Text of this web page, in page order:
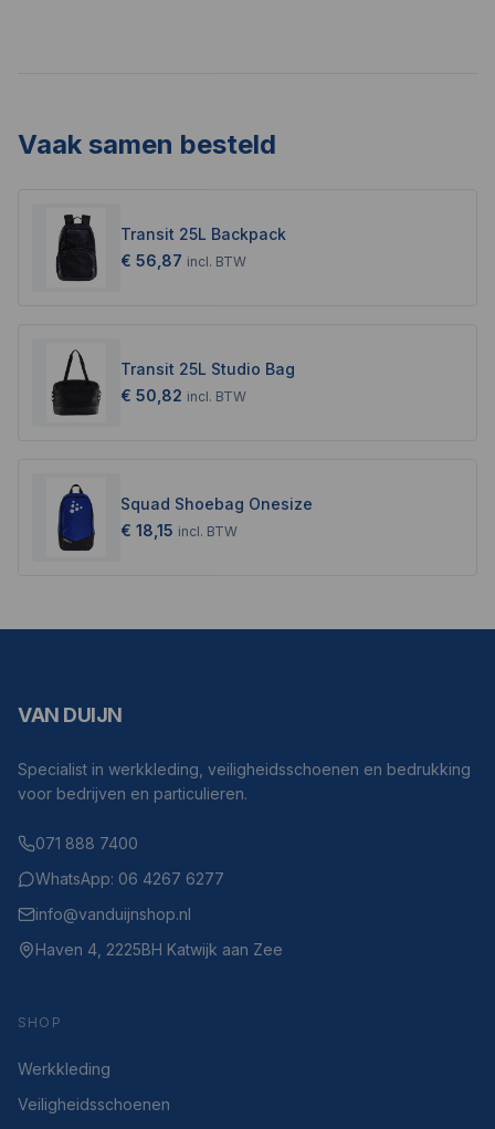
Vaak samen besteld
Transit 25L Backpack
€ 56,87 incl. BTW
Transit 25L Studio Bag
€ 50,82 incl. BTW
Squad Shoebag Onesize
€ 18,15 incl. BTW
VAN DUIJN
Specialist in werkkleding, veiligheidsschoenen en bedrukking
voor bedrijven en particulieren.
071 888 7400
WhatsApp: 06 4267 6277
info@vanduijnshop.nl
Haven 4, 2225BH Katwijk aan Zee
SHOP
Werkkleding
Veiligheidsschoenen